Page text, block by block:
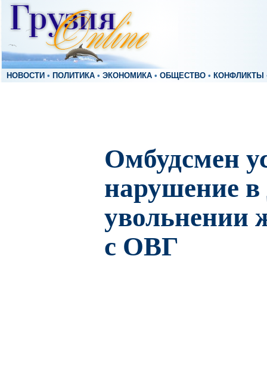
НОВОСТИ • ПОЛИТИКА • ЭКОНОМИКА • ОБЩЕСТВО • КОНФЛИКТЫ
Омбудсмен
нарушение в
увольнении
с ОВГ